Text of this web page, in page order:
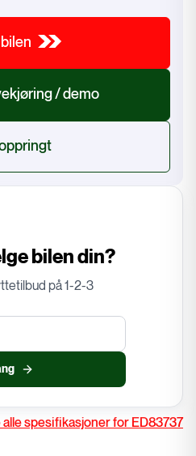
/ demo
bilen din?
på 1-2-3
alle spesifikasjoner for ED83737